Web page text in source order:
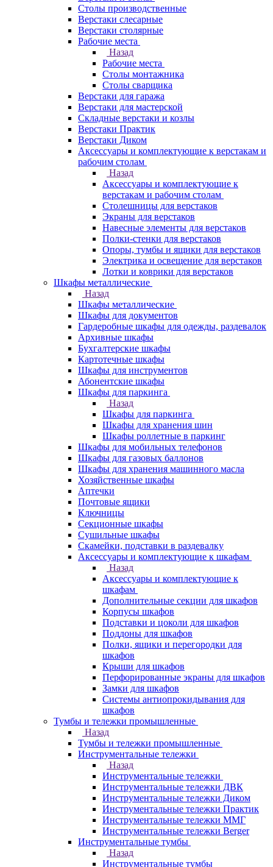
Столы производственные
Верстаки слесарные
Верстаки столярные
Рабочие места
Назад
Рабочие места
Столы монтажника
Столы сварщика
Верстаки для гаража
Верстаки для мастерской
Складные верстаки и козлы
Верстаки Практик
Верстаки Диком
Аксессуары и комплектующие к верстакам и
рабочим столам
Назад
Аксессуары и комплектующие к
верстакам и рабочим столам
Столешницы для верстаков
Экраны для верстаков
Навесные элементы для верстаков
Полки-стенки для верстаков
Опоры, тумбы и ящики для верстаков
Электрика и освещение для верстаков
Лотки и коврики для верстаков
Шкафы металлические
Назад
Шкафы металлические
Шкафы для документов
Гардеробные шкафы для одежды, раздевалок
Архивные шкафы
Бухгалтерские шкафы
Картотечные шкафы
Шкафы для инструментов
Абонентские шкафы
Шкафы для паркинга
Назад
Шкафы для паркинга
Шкафы для хранения шин
Шкафы роллетные в паркинг
Шкафы для мобильных телефонов
Шкафы для газовых баллонов
Шкафы для хранения машинного масла
Хозяйственные шкафы
Аптечки
Почтовые ящики
Ключницы
Секционные шкафы
Сушильные шкафы
Скамейки, подставки в раздевалку
Аксессуары и комплектующие к шкафам
Назад
Аксессуары и комплектующие к
шкафам
Дополнительные секции для шкафов
Корпусы шкафов
Подставки и цоколи для шкафов
Поддоны для шкафов
Полки, ящики и перегородки для
шкафов
Крыши для шкафов
Перфорированные экраны для шкафов
Замки для шкафов
Системы антиопрокидывания для
шкафов
Тумбы и тележки промышленные
Назад
Тумбы и тележки промышленные
Инструментальные тележки
Назад
Инструментальные тележки
Инструментальные тележки ДВК
Инструментальные тележки Диком
Инструментальные тележки Практик
Инструментальные тележки ММГ
Инструментальные тележки Berger
Инструментальные тумбы
Назад
Инструментальные тумбы